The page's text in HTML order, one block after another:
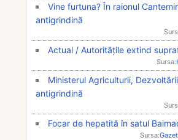
Vine furtuna? În raionul
antigrindină
Actual / Autoritățile extind
Sursa:
Ministerul Agriculturii,
antigrindină
Focar de hepatită în satul
Sursa: